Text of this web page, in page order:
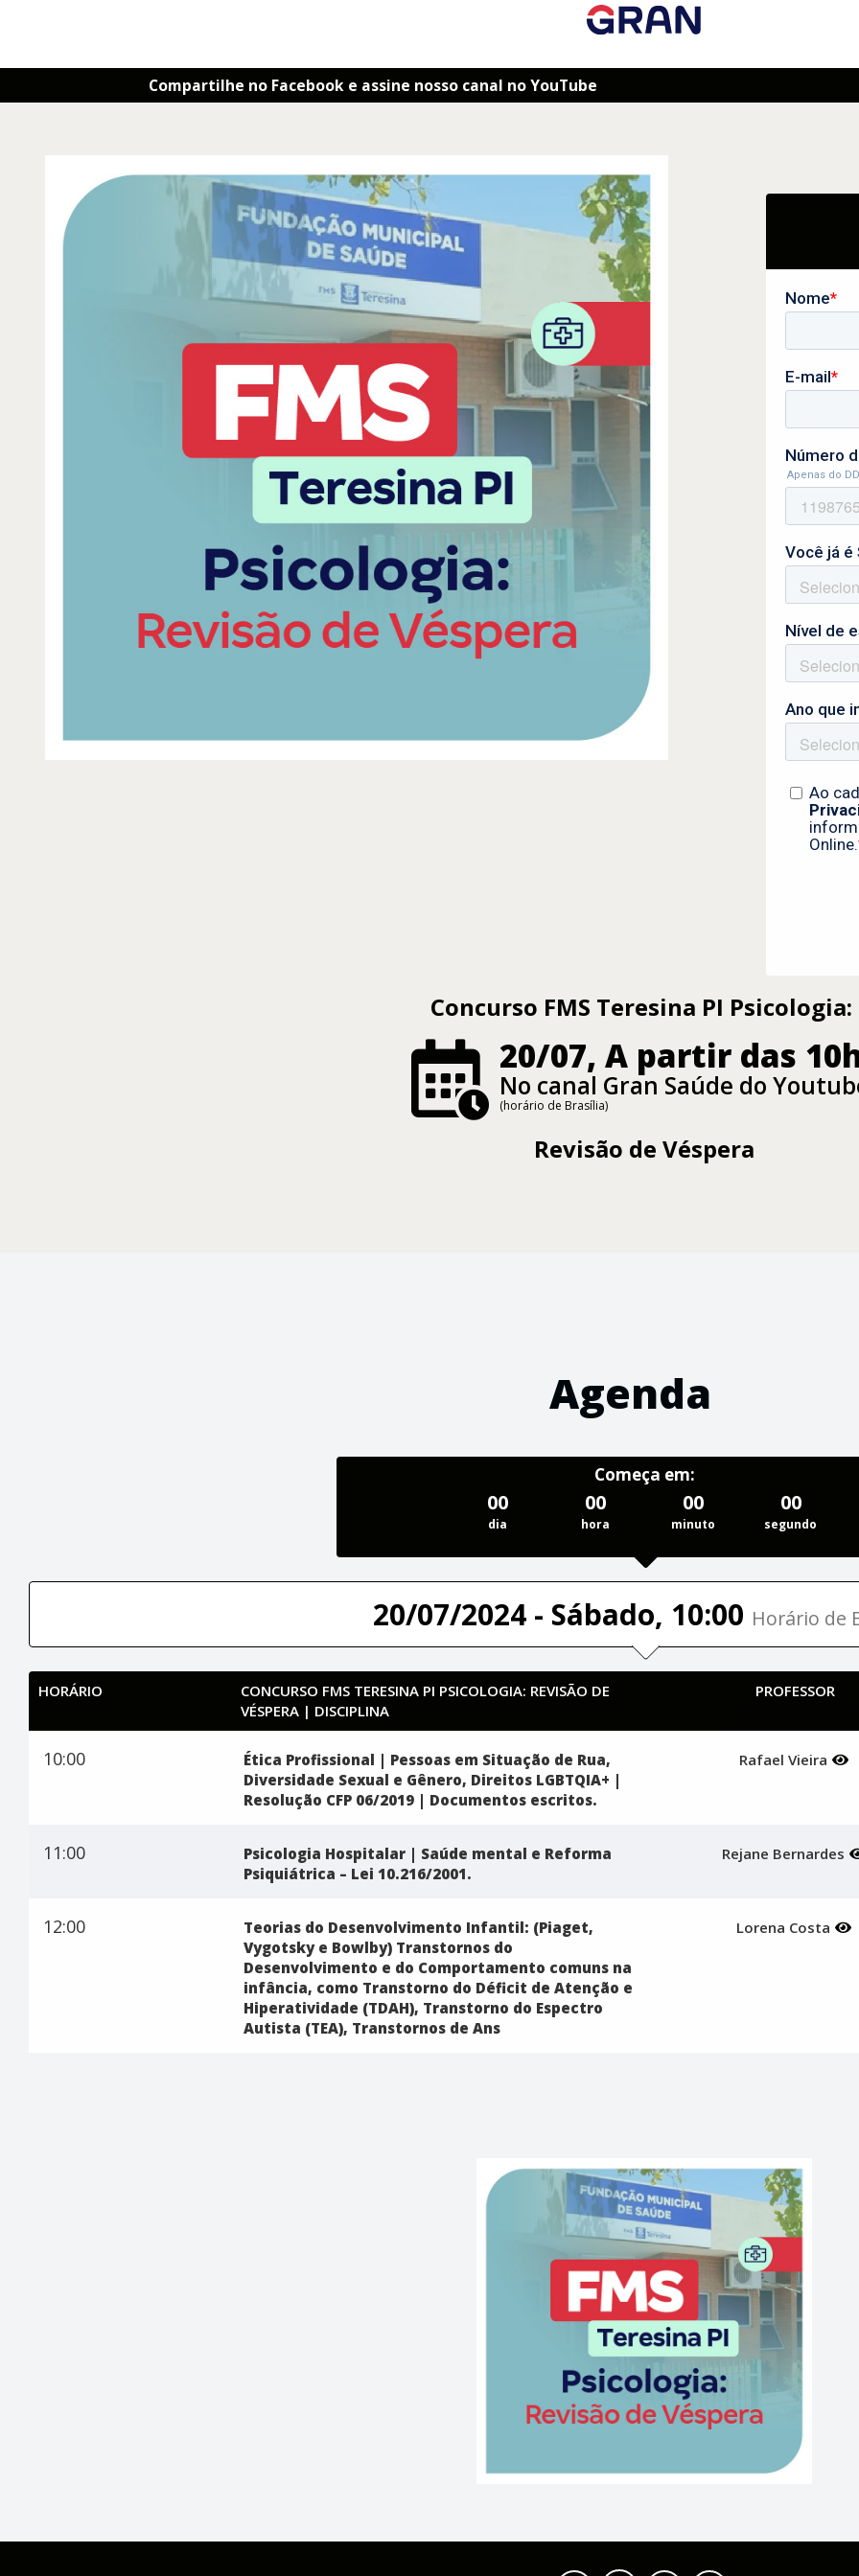
Compartilhe no Facebook e assine nosso canal no YouTube
Concurso FMS Teresina PI Psicologia:
20/07, A partir das
No canal Gran Saúde do
(horário de Brasília)
Revisão de Véspera
Agenda
Começa em:
00
dia
00
hora
00
minuto
00
segundo
20/07/2024 - Sábado, 10:00 Horário de
HORÁRIO
CONCURSO FMS TERESINA PI PSICOLOGIA: REVISÃO DE
VÉSPERA | DISCIPLINA
PROFESSOR
10:00
Ética Profissional | Pessoas em Situação de Rua,
Diversidade Sexual e Gênero, Direitos LGBTQIA+ |
Resolução CFP 06/2019 | Documentos escritos.
Rafael Vieira
11:00
Psicologia Hospitalar | Saúde mental e Reforma
Psiquiátrica – Lei 10.216/2001.
Rejane Bernardes
12:00
Teorias do Desenvolvimento Infantil: (Piaget,
Vygotsky e Bowlby) Transtornos do
Desenvolvimento e do Comportamento comuns na
infância, como Transtorno do Déficit de Atenção e
Hiperatividade (TDAH), Transtorno do Espectro
Autista (TEA), Transtornos de Ans
Lorena Costa